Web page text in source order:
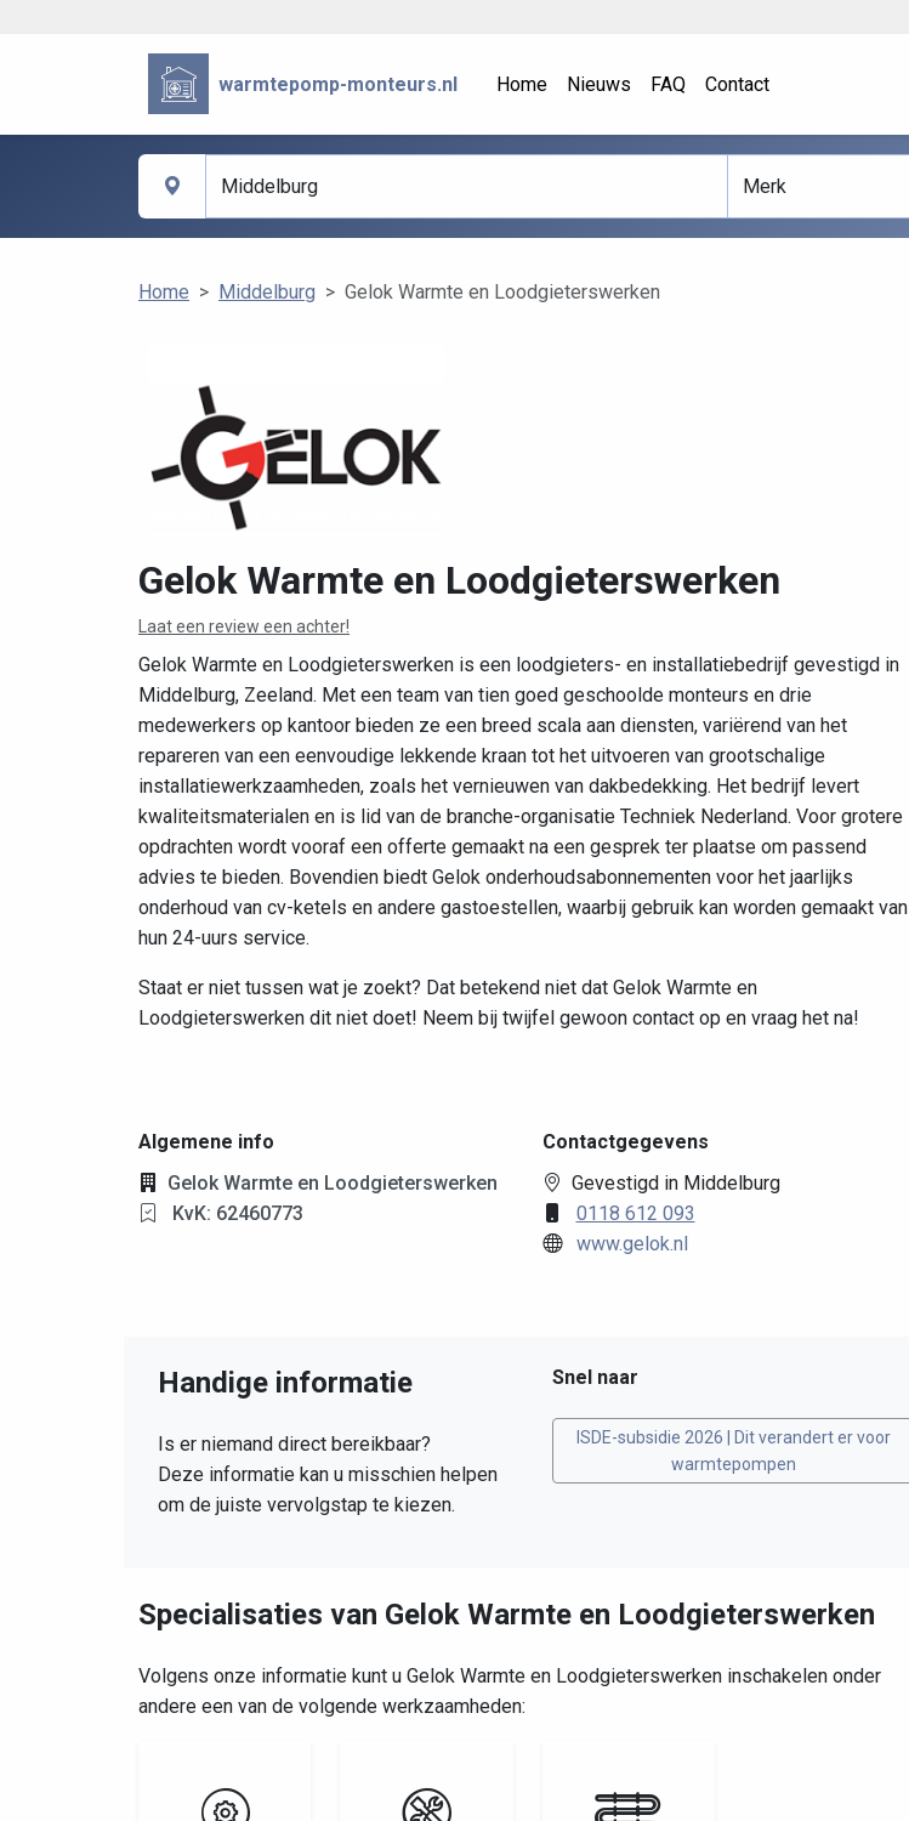
warmtepomp-monteurs.nl Home Nieuws FAQ Contact
Home Middelburg Gelok Warmte en Loodgieterswerken
Gelok Warmte en Loodgieterswerken
Laat een review een achter!
Gelok Warmte en Loodgieterswerken is een loodgieters- en installatiebedrijf gevestigd in
Middelburg, Zeeland. Met een team van tien goed geschoolde monteurs en drie
medewerkers op kantoor bieden ze een breed scala aan diensten, variërend van het
repareren van een eenvoudige lekkende kraan tot het uitvoeren van grootschalige
installatiewerkzaamheden, zoals het vernieuwen van dakbedekking. Het bedrijf levert
kwaliteitsmaterialen en is lid van de branche-organisatie Techniek Nederland. Voor grotere
opdrachten wordt vooraf een offerte gemaakt na een gesprek ter plaatse om passend
advies te bieden. Bovendien biedt Gelok onderhoudsabonnementen voor het jaarlijks
onderhoud van cv-ketels en andere gastoestellen, waarbij gebruik kan worden gemaakt van
hun 24-uurs service.
Staat er niet tussen wat je zoekt? Dat betekend niet dat Gelok Warmte en
Loodgieterswerken dit niet doet! Neem bij twijfel gewoon contact op en vraag het na!
Algemene info
Gelok Warmte en Loodgieterswerken
KvK: 62460773
Contactgegevens
Gevestigd in Middelburg
0118 612 093
www.gelok.nl
Handige informatie
Is er niemand direct bereikbaar?
Deze informatie kan u misschien helpen
om de juiste vervolgstap te kiezen.
Snel naar
ISDE-subsidie 2026 | Dit verandert er voor
warmtepompen
Specialisaties van Gelok Warmte en Loodgieterswerken
Volgens onze informatie kunt u Gelok Warmte en Loodgieterswerken inschakelen onder
andere een van de volgende werkzaamheden: